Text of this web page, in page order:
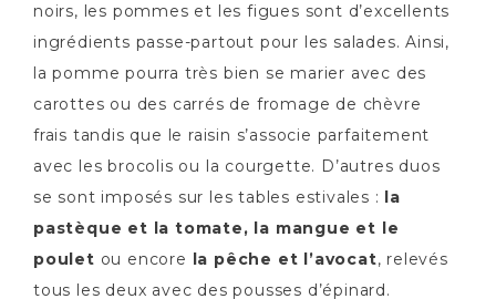
noirs, les pommes et les figues sont d’excellents
ingrédients passe-partout pour les salades. Ainsi,
la pomme pourra très bien se marier avec des
carottes ou des carrés de fromage de chèvre
frais tandis que le raisin s’associe parfaitement
avec les brocolis ou la courgette. D’autres duos
se sont imposés sur les tables estivales : la
pastèque et la tomate, la mangue et le
poulet ou encore la pêche et l’avocat, relevés
tous les deux avec des pousses d’épinard.